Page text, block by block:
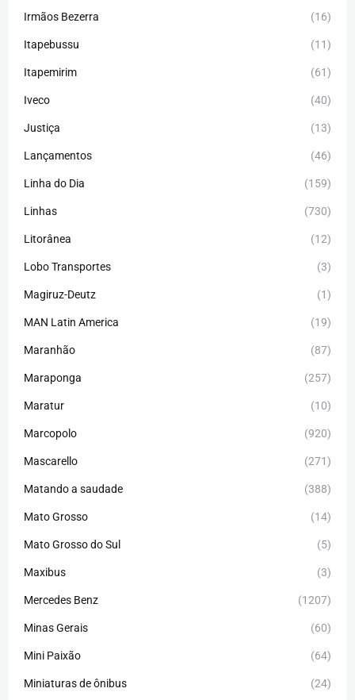
Irmãos Bezerra (16)
Itapebussu (11)
Itapemirim (61)
Iveco (40)
Justiça (13)
Lançamentos (46)
Linha do Dia (159)
Linhas (730)
Litorânea (12)
Lobo Transportes (3)
Magiruz-Deutz (1)
MAN Latin America (19)
Maranhão (87)
Maraponga (257)
Maratur (10)
Marcopolo (920)
Mascarello (271)
Matando a saudade (388)
Mato Grosso (14)
Mato Grosso do Sul (5)
Maxibus (3)
Mercedes Benz (1207)
Minas Gerais (60)
Mini Paixão (64)
Miniaturas de ônibus (24)